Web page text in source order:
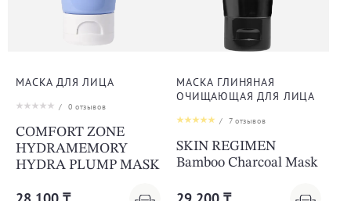
МАСКА ДЛЯ ЛИЦА
/ 0 отзывов
COMFORT ZONE
HYDRAMEMORY
HYDRA PLUMP MASK
МАСКА ГЛИНЯНАЯ
ОЧИЩАЮЩАЯ ДЛЯ ЛИЦА
/ 7отзывов
SKIN REGIMEN
Bamboo Charcoal Mask